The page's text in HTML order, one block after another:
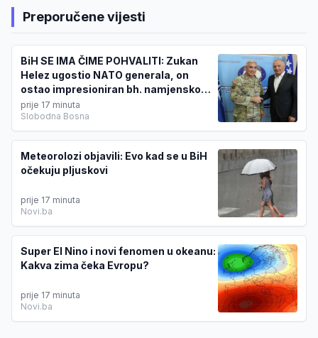
Preporučene vijesti
BiH SE IMA ČIME POHVALITI: Zukan
Helez ugostio NATO generala, on
ostao impresioniran bh. namjenskom
industrijom
prije 17 minuta
Slobodna Bosna
Meteorolozi objavili: Evo kad se u BiH
očekuju pljuskovi
prije 17 minuta
Novi.ba
Super El Nino i novi fenomen u okeanu:
Kakva zima čeka Evropu?
prije 17 minuta
Novi.ba